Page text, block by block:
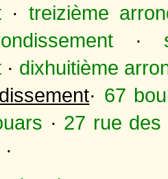
·treizième
·
· dixhuitième
· 67
· 27 rue
·